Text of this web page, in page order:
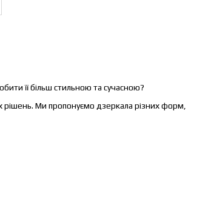
її більш стильною та сучасною?
Ми пропонуємо дзеркала різних форм,